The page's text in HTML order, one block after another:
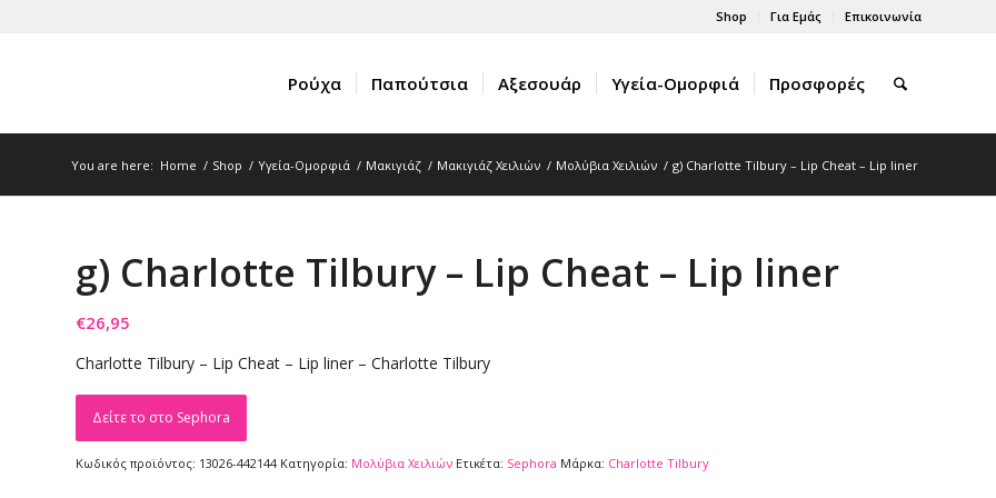
Shop Για Εμάς Επικοινωνία
Ρούχα Παπούτσια Αξεσουάρ Υγεία-Ομορφιά Προσφορές
You are here: Home / Shop / Υγεία-Ομορφιά / Μακιγιάζ / Μακιγιάζ Χειλιών / Μολύβια Xειλιών / g) Charlotte Tilbury – Lip Cheat – Lip liner
g) Charlotte Tilbury – Lip Cheat – Lip liner
€26,95
Charlotte Tilbury – Lip Cheat – Lip liner – Charlotte Tilbury
Δείτε το στο Sephora
Κωδικός προϊόντος: 13026-442144 Κατηγορία: Μολύβια Xειλιών Ετικέτα: Sephora Μάρκα: Charlotte Tilbury